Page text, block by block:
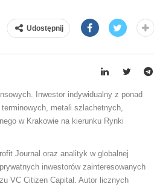
Udostępnij
Inwestor indywidualny z ponad
metali szlachetnych,
w Krakowie na kierunku Rynki
Journal oraz analityk w globalnej
inwestorów zainteresowanych
VC Citizen Capital. Autor licznych